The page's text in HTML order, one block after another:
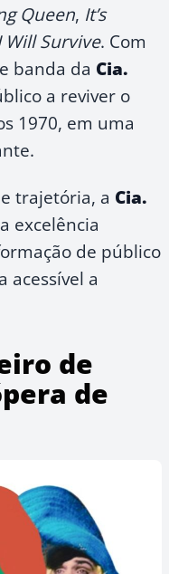
Queen, It’s
Will Survive. Com
banda da Cia.
a reviver o
1970, em uma
trajetória, a Cia.
excelência
de público
acessível a
de
de